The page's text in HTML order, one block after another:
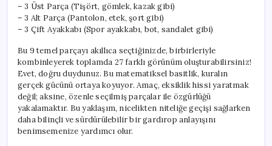
– 3 Üst Parça (Tişört, gömlek, kazak gibi)
– 3 Alt Parça (Pantolon, etek, şort gibi)
– 3 Çift Ayakkabı (Spor ayakkabı, bot, sandalet gibi)
Bu 9 temel parçayı akıllıca seçtiğinizde, birbirleriyle
kombinleyerek toplamda 27 farklı görünüm oluşturabilirsiniz!
Evet, doğru duydunuz. Bu matematiksel basitlik, kuralın
gerçek gücünü ortaya koyuyor. Amaç, eksiklik hissi yaratmak
değil; aksine, özenle seçilmiş parçalar ile özgürlüğü
yakalamaktır. Bu yaklaşım, nicelikten niteliğe geçişi sağlarken
daha bilinçli ve sürdürülebilir bir gardırop anlayışını
benimsemenize yardımcı olur.